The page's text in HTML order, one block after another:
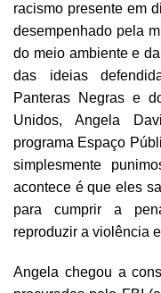
racismo presente em
desempenhado pela
do meio ambiente e
das ideias
Panteras Negras e
Unidos, Angela
programa Espaço
simplesmente
acontece é que eles
para cumprir a
reproduzir a violência
Angela chegou a